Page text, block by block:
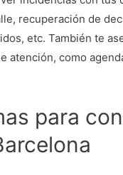
recuperación de
etc. También te
atención, como
para